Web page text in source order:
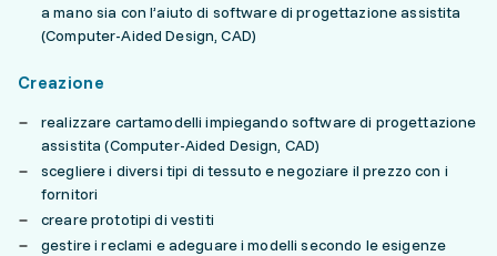
a mano sia con l’aiuto di software di progettazione assistita
(Computer-Aided Design, CAD)
Creazione
realizzare cartamodelli impiegando software di progettazione
assistita (Computer-Aided Design, CAD)
scegliere i diversi tipi di tessuto e negoziare il prezzo con i
fornitori
creare prototipi di vestiti
gestire i reclami e adeguare i modelli secondo le esigenze